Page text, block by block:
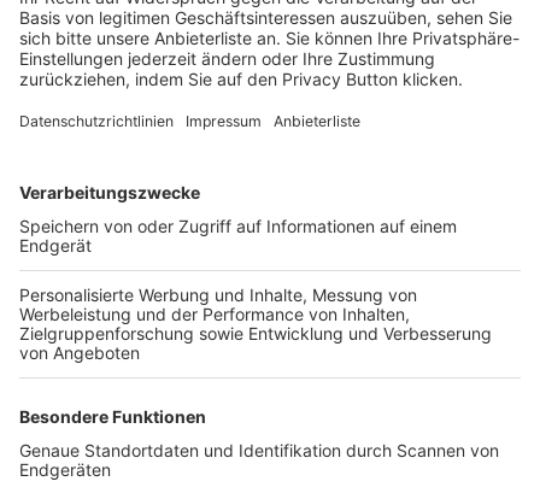
Login SpielPlus
FOLGE DEM BFV
TOP-VEREINE
TOP-PARTNER